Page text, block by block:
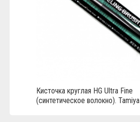
Кисточка круглая HG Ultra Fine
(синтетическое волокно). Tamiya